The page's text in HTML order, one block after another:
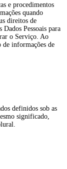
e procedimentos
quando
direitos de
Pessoais para
o Serviço. Ao
informações de
definidos sob as
significado,